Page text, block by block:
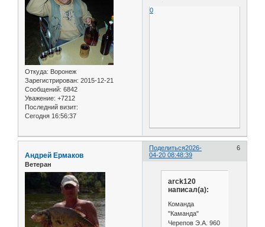
Откуда: Воронеж
Зарегистрирован: 2015-12-21
Сообщений: 6842
Уважение: +7212
Последний визит:
Сегодня 16:56:37
0
Поделиться 6
2026-
04-20 08:48:39
Андрей Ермаков
Ветеран
arck120
написал(а):
Команда
"Каманда"
Черепов Э.А. 960